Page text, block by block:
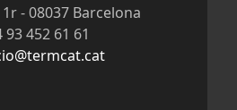
- 08037 Barcelona
93 452 61 61